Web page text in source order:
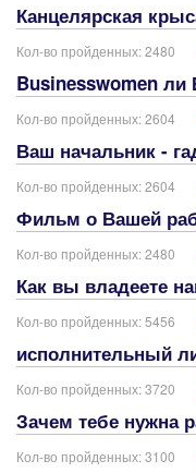
Канцелярская
Кол-во пройденных: 2480
Businesswomen
Кол-во пройденных: 2604
Ваш начальник -
Кол-во пройденных: 2604
Фильм о Вашей
Кол-во пройденных: 2480
Как вы владеете
Кол-во пройденных: 5456
исполнительный
Кол-во пройденных: 3720
Зачем тебе нужна
Кол-во пройденных: 3100